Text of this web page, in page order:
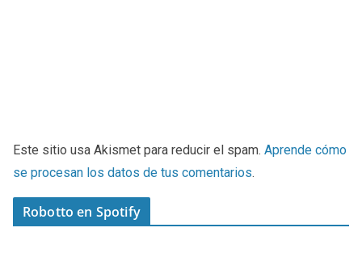
Este sitio usa Akismet para reducir el spam. Aprende cómo
se procesan los datos de tus comentarios.
Robotto en Spotify